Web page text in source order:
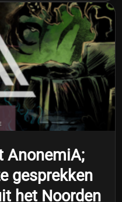
AnonemiA;
gesprekken
het Noorden